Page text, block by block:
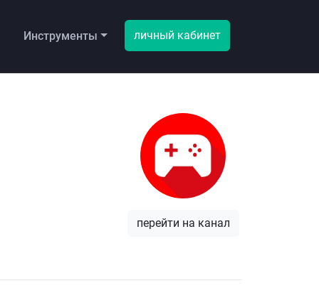
Инструменты личный кабинет
перейти на канал